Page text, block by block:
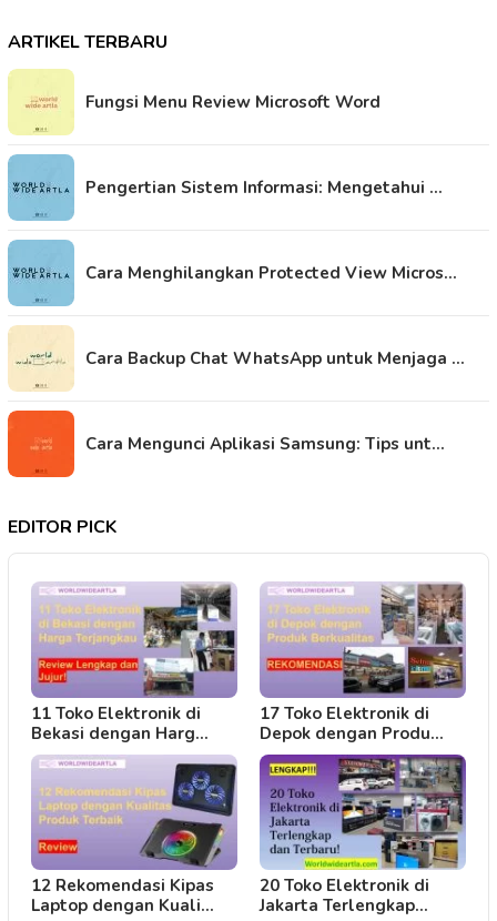
ARTIKEL TERBARU
Fungsi Menu Review Microsoft Word
Pengertian Sistem Informasi: Mengetahui …
Cara Menghilangkan Protected View Micros…
Cara Backup Chat WhatsApp untuk Menjaga …
Cara Mengunci Aplikasi Samsung: Tips unt…
EDITOR PICK
11 Toko Elektronik di
Bekasi dengan Harg…
17 Toko Elektronik di
Depok dengan Produ…
12 Rekomendasi Kipas
Laptop dengan Kuali…
20 Toko Elektronik di
Jakarta Terlengkap…